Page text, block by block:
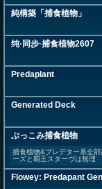
純構築「捕食植物」
纯·同步·捕食植物2607
Predaplant
Generated Deck
ぶっこみ捕食植物
捕食植物&プレデター系全
ーズと覇王スターヴは無理
Flowey: Predapant